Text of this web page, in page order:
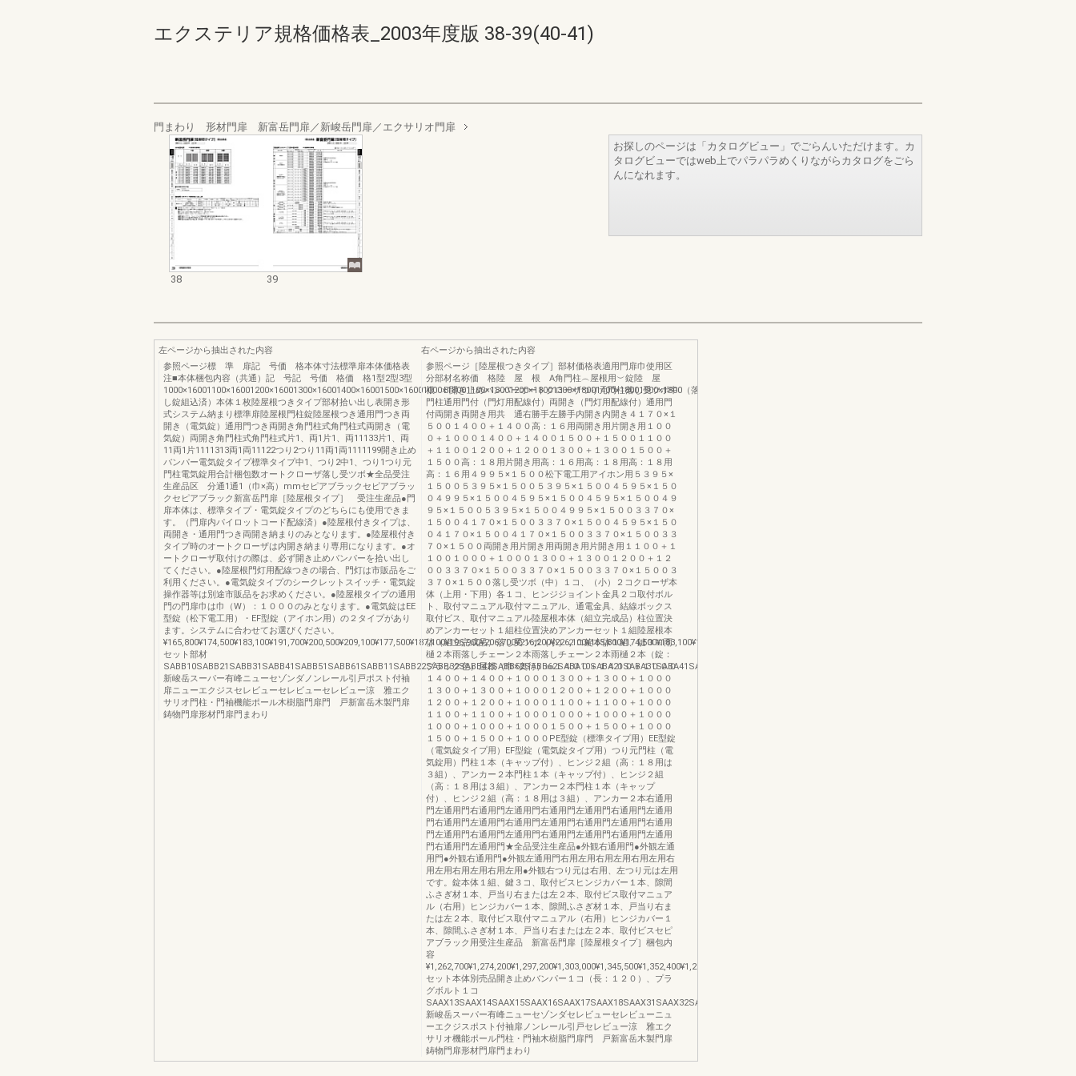
エクステリア規格価格表_2003年度版 38-39(40-41)
門まわり 形材門扉 新富岳門扉／新峻岳門扉／エクサリオ門扉
38 39
お探しのページは「カタログビュー」でごらんいただけます。カ
タログビューではweb上でパラパラめくりながらカタログをごら
んになれます。
左ページから抽出された内容
参照ページ標 準 扉記 号価 格本体寸法標準扉本体価格表
注■本体梱包内容（共通）記 号記 号価 格価 格1型2型3型
1000×16001100×16001200×16001300×16001400×16001500×16001000×18001100×18001200×18001300×18001400×18001500×1800（落
し錠組込済）本体１枚陸屋根つきタイプ部材拾い出し表開き形
式システム納まり標準扉陸屋根門柱錠陸屋根つき通用門つき両
開き（電気錠）通用門つき両開き角門柱式角門柱式両開き（電
気錠）両開き角門柱式角門柱式片1、両1片1、両11133片1、両
11両1片1111313両1両11122つり2つり11両1両1111199開き止め
バンパー電気錠タイプ標準タイプ中1、つり2中1、つり1つり元
門柱電気錠用合計梱包数オートクローザ落し受ツボ★全品受注
生産品区 分通1通1（巾×高）mmセピアブラックセピアブラッ
クセピアブラック新富岳門扉［陸屋根タイプ］ 受注生産品●門
扉本体は、標準タイプ・電気錠タイプのどちらにも使用できま
す。（門扉内パイロットコード配線済）●陸屋根付きタイプは、
両開き・通用門つき両開き納まりのみとなります。●陸屋根付き
タイプ時のオートクローザは内開き納まり専用になります。●オ
ートクローザ取付けの際は、必ず開き止めバンパーを拾い出し
てください。●陸屋根門灯用配線つきの場合、門灯は市販品をご
利用ください。●電気錠タイプのシークレットスイッチ・電気錠
操作器等は別途市販品をお求めください。●陸屋根タイプの通用
門の門扉巾は巾（W）：１０００のみとなります。●電気錠はEE
型錠（松下電工用）・EF型錠（アイホン用）の２タイプがあり
ます。システムに合わせてお選びください。
セット部材
新峻岳スーパー有峰ニューセゾンダノンレール引戸ポスト付袖
扉ニューエクジスセレビューセレビューセレビュー涼 雅エク
サリオ門柱・門袖機能ポール木樹脂門扉門 戸新富岳木製門扉
鋳物門扉形材門扉門まわり
右ページから抽出された内容
参照ページ［陸屋根つきタイプ］部材価格表適用門扉巾使用区
分部材名称価 格陸 屋 根 A角門柱︵屋根用︶錠陸 屋
根 B開き止めバンパーオートクローザつり元門柱落し受ツボ中
門柱通用門付（門灯用配線付）両開き（門灯用配線付）通用門
付両開き両開き用共 通右勝手左勝手内開き内開き４１７０×１
５００１４００＋１４００高：１６用両開き用片開き用１００
０＋１０００１４００＋１４００１５００＋１５００１１００
＋１１００１２００＋１２００１３００＋１３００１５００＋
１５００高：１８用片開き用高：１６用高：１８用高：１８用
高：１６用４９９５×１５００松下電工用アイホン用５３９５×
１５００５３９５×１５００５３９５×１５００４５９５×１５０
０４９９５×１５００４５９５×１５００４５９５×１５００４９
９５×１５００５３９５×１５００４９９５×１５００３３７０×
１５００４１７０×１５００３３７０×１５００４５９５×１５０
０４１７０×１５００４１７０×１５００３３７０×１５００３３
７０×１５００両開き用片開き用両開き用片開き用１１００＋１
１００１０００＋１０００１３００＋１３００１２００＋１２
００３３７０×１５００３３７０×１５００３３７０×１５００３
３７０×１５００落し受ツボ（中）１コ、（小）２コクローザ本
体（上用・下用）各１コ、ヒンジジョイント金具２コ取付ボル
ト、取付マニュアル取付マニュアル、通電金具、結線ボックス
取付ビス、取付マニュアル陸屋根本体（組立完成品）柱位置決
めアンカーセット１組柱位置決めアンカーセット１組陸屋根本
体（組立完成品）落し受ツボ（小）２コ錠本体１組、鍵３コ雨
樋２本雨落しチェーン２本雨落しチェーン２本雨樋２本（錠：
ブラック色）屋根（巾×奥行）㎜１４００＋１４００＋１０００
１４００＋１４００＋１０００１３００＋１３００＋１０００
１３００＋１３００＋１０００１２００＋１２００＋１０００
１２００＋１２００＋１０００１１００＋１１００＋１０００
１１００＋１１００＋１０００１０００＋１０００＋１０００
１０００＋１０００＋１０００１５００＋１５００＋１０００
１５００＋１５００＋１０００PE型錠（標準タイプ用）EE型錠
（電気錠タイプ用）EF型錠（電気錠タイプ用）つり元門柱（電
気錠用）門柱１本（キャップ付）、ヒンジ２組（高：１８用は
３組）、アンカー２本門柱１本（キャップ付）、ヒンジ２組
（高：１８用は３組）、アンカー２本門柱１本（キャップ
付）、ヒンジ２組（高：１８用は３組）、アンカー２本右通用
門左通用門右通用門左通用門右通用門左通用門右通用門左通用
門右通用門左通用門右通用門左通用門右通用門左通用門右通用
門左通用門右通用門左通用門右通用門左通用門右通用門左通用
門右通用門左通用門★全品受注生産品●外観右通用門●外観左通
用門●外観右通用門●外観左通用門右用左用右用左用右用左用右
用左用右用左用右用左用●外観右つり元は右用、左つり元は左用
です。錠本体１組、鍵３コ、取付ビスヒンジカバー１本、隙間
ふさぎ材１本、戸当り右または左２本、取付ビス取付マニュア
ル（右用）ヒンジカバー１本、隙間ふさぎ材１本、戸当り右ま
たは左２本、取付ビス取付マニュアル（右用）ヒンジカバー１
本、隙間ふさぎ材１本、戸当り右または左２本、取付ビスセピ
アブラック用受注生産品 新富岳門扉［陸屋根タイプ］梱包内
容
セット本体別売品開き止めバンパー１コ（長：１２０）、プラ
グボルト１コ
新峻岳スーパー有峰ニューセゾンダセレビューセレビューニュ
ーエクジスポスト付袖扉ノンレール引戸セレビュー涼 雅エク
サリオ機能ポール門柱・門袖木樹脂門扉門 戸新富岳木製門扉
鋳物門扉形材門扉門まわり